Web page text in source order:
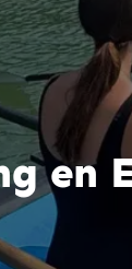
en